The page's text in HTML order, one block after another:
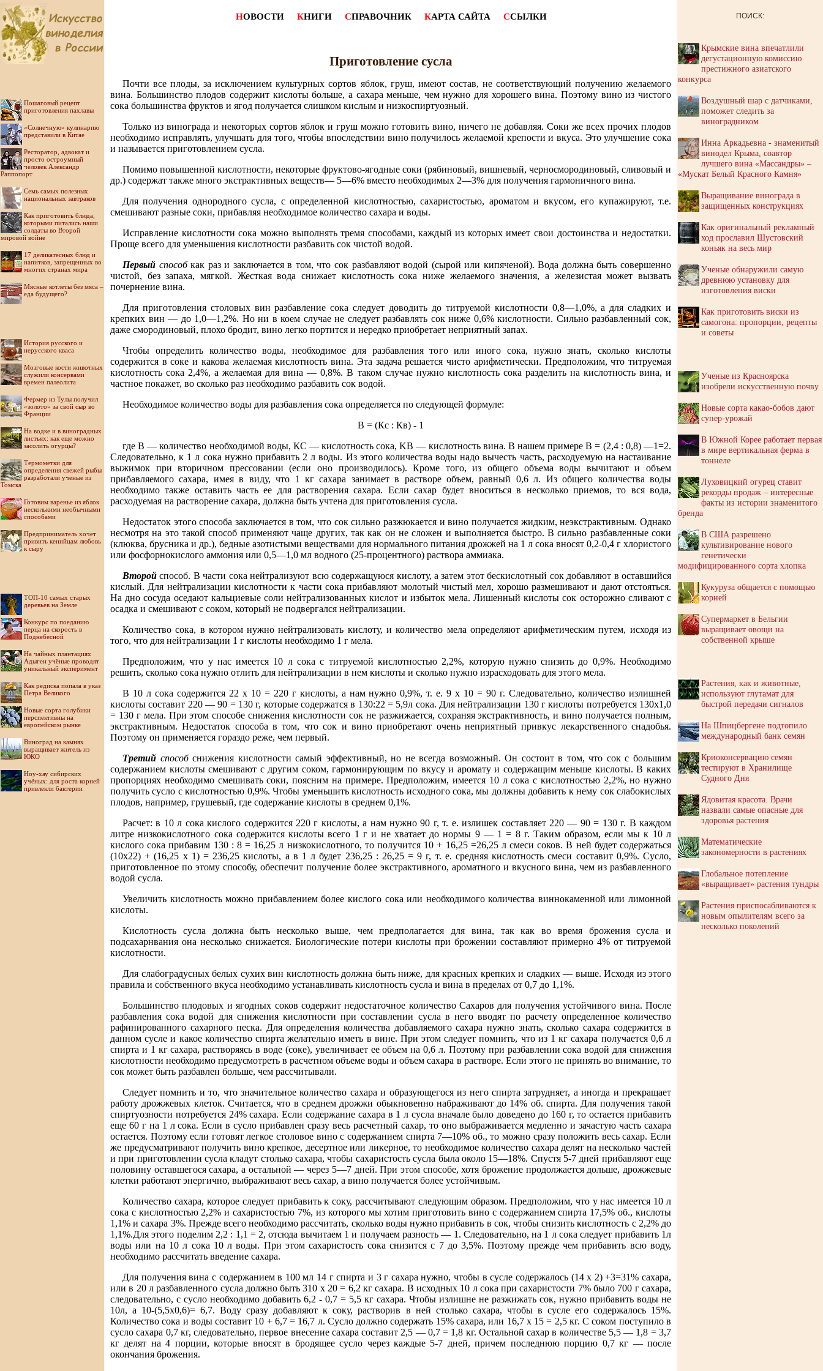
Пошаговый рецепт
приготовления пахлавы
«Солнечную» кулинарию
представили в Китае
Ресторатор, адвокат и
просто остроумный
человек Александр
Раппопорт
Семь самых полезных
национальных завтраков
Как приготовить блюда,
которыми питались наши
солдаты во Второй
мировой войне
17 деликатесных блюд и
напитков, запрещенных во
многих странах мира
Мясные котлеты без мяса –
еда будущего?
История русского и
нерусского кваса
Мозговые кости животных
служили консервами
времен палеолита
Фермер из Тулы получил
«золото» за свой сыр во
Франции
На водке и в виноградных
листьях: как еще можно
засолить огурцы?
Термометки для
определения свежей рыбы
разработали ученые из
Томска
Готовим варенье из яблок
несколькими необычными
способами
Предприниматель хочет
привить кенийцам любовь
к сыру
ТОП-10 самых старых
деревьев на Земле
Конкурс по поеданию
перца на скорость в
Поднебесной
На чайных плантациях
Адыгеи учёные проводят
уникальный эксперимент
Как редиска попала в указ
Петра Великого
Новые сорта голубики
перспективны на
европейском рынке
Виноград на камнях
выращивает житель из
ЮКО
Ноу-хау сибирских
учёных: для роста корней
привлекли бактерии
НОВОСТИ КНИГИ СПРАВОЧНИК КАРТА САЙТА ССЫЛКИ
Приготовление сусла
Почти вcе плоды, за исключением культурных сортов яблок, груш, имеют состав, не соответствующий получению желаемого
вина. Большинство плодов содержит кислоты больше, а сахара меньше, чем нужно для хорошего вина. Поэтому вино из чистого
сока большинства фруктов и ягод получается слишком кислым и низкоспиртуозный.
Только из винограда и некоторых сортов яблок и груш можно готовить вино, ничего не добавляя. Соки же всех прочих плодов
необходимо исправлять, улучшать для того, чтобы впоследствии вино получилось желаемой крепости и вкуса. Это улучшение сока
и называется приготовлением сусла.
Помимо повышенной кислотности, некоторые фруктово-ягодные соки (рябиновый, вишневый, черносмородиновый, сливовый и
др.) содержат также много экстрактивных веществ— 5—6% вместо необходимых 2—3% для получения гармоничного вина.
Для получения однородного сусла, с определенной кислотностью, сахаристостью, ароматом и вкусом, его купажируют, т.е.
смешивают разные соки, прибавляя необходимое количество сахара и воды.
Исправление кислотности сока можно выполнять тремя способами, каждый из которых имеет свои достоинства и недостатки.
Проще всего для уменьшения кислотности разбавить сок чистой водой.
Первый способкак раз и заключается в том, что сок разбавляют водой (сырой или кипяченой). Вода должна быть совершенно
чистой, без запаха, мягкой. Жесткая вода снижает кислотность сока ниже желаемого значения, а железистая может вызвать
почернение вина.
Для приготовления столовых вин разбавление сока следует доводить до титруемой кислотности 0,8—1,0%, а для сладких и
крепких вин — до 1,0—1,2%. Но ни в коем случае не следует разбавлять сок ниже 0,6% кислотности. Сильно разбавленный сок,
даже смородиновый, плохо бродит, вино легко портится и нередко приобретает неприятный запах.
Чтобы определить количество воды, необходимое для разбавления того или иного сока, нужно знать, сколько кислоты
содержится в соке и какова желаемая кислотность вина. Эта задача решается чисто арифметически. Предположим, что титруемая
кислотность сока 2,4%, а желаемая для вина — 0,8%. В таком случае нужно кислотность сока разделить на кислотность вина, и
частное покажет, во сколько раз необходимо разбавить сок водой.
Необходимое количество воды для разбавления сока определяется по следующей формуле:
В = (Кс : Кв) - 1
где В — количество необходимой воды, КС — кислотность сока, KB — кислотность вина. В нашем примере В = (2,4 : 0,8) —1=2.
Следовательно, к 1 л сока нужно прибавить 2 л воды. Из этого количества воды надо вычесть часть, расходуемую на настаивание
выжимок при вторичном прессовании (если оно производилось). Кроме того, из общего объема воды вычитают и объем
прибавляемого сахара, имея в виду, что 1 кг сахара занимает в растворе объем, равный 0,6 л. Из общего количества воды
необходимо также оставить часть ее для растворения сахара. Если сахар будет вноситься в несколько приемов, то вся вода,
расходуемая на растворение сахара, должна быть учтена для приготовления сусла.
Недостаток этого способа заключается в том, что сок сильно разжюкается и вино получается жидким, неэкстрактивным. Однако
несмотря на это такой способ применяют чаще других, так как он не сложен и выполняется быстро. В сильно разбавленные соки
(клюква, брусника и др.), бедные азотистыми веществами для нормального питания дрожжей на 1 л сока вносят 0,2-0,4 г хлористого
или фосфорнокислого аммония или 0,5—1,0 мл водного (25-процентного) раствора аммиака.
Второй способ. В части сока нейтрализуют всю содержащуюся кислоту, а затем этот бескислотный сок добавляют в оставшийся
кислый. Для нейтрализации кислотности к части сока прибавляют молотый чистый мел, хорошо размешивают и дают отстояться.
На дно сосуда оседают кальциевые соли нейтрализованных кислот и избыток мела. Лишенный кислоты сок осторожно сливают с
осадка и смешивают с соком, который не подвергался нейтрализации.
Количество сока, в котором нужно нейтрализовать кислоту, и количество мела определяют арифметическим путем, исходя из
того, что для нейтрализации 1 г кислоты необходимо 1 г мела.
Предположим, что у нас имеется 10 л сока с титруемой кислотностью 2,2%, которую нужно снизить до 0,9%. Необходимо
решить, сколько сока нужно отлить для нейтрализации в нем кислоты и сколько нужно израсходовать для этого мела.
В 10 л сока содержится 22 х 10 = 220 г кислоты, а нам нужно 0,9%, т. е. 9 х 10 = 90 г. Следовательно, количество излишней
кислоты составит 220 — 90 = 130 г, которые содержатся в 130:22 = 5,9л сока. Для нейтрализации 130 г кислоты потребуется 130х1,0
= 130 г мела. При этом способе снижения кислотности сок не разжижается, сохраняя экстрактивность, и вино получается полным,
экстрактивным. Недостаток способа в том, что сок и вино приобретают очень неприятный привкус лекарственного снадобья.
Поэтому он применяется гораздо реже, чем первый.
Третий способснижения кислотности самый эффективный, но не всегда возможный. Он состоит в том, что сок с большим
содержанием кислоты смешивают с другим соком, гармонирующим по вкусу и аромату и содержащим меньше кислоты. В каких
пропорциях необходимо смешивать соки, поясним на примере. Предположим, имеется 10 л сока с кислотностью 2,2%, но нужно
получить сусло с кислотностью 0,9%. Чтобы уменьшить кислотность исходного сока, мы должны добавить к нему сок слабокислых
плодов, например, грушевый, где содержание кислоты в среднем 0,1%.
Расчет: в 10 л сока кислого содержится 220 г кислоты, а нам нyжнo 90 г, т. е. излишек составляет 220 — 90 = 130 г. В каждом
литре низкокислотного сока содержится кислоты всего 1 г и не хватает до нормы 9 — 1 = 8 г. Таким образом, если мы к 10 л
кислого сока прибавим 130 : 8 = 16,25 л низкокислотного, то получится 10 + 16,25 =26,25 л смеси соков. В ней будет содержаться
(10х22) + (16,25 х 1) = 236,25 кислоты, а в 1 л будет 236,25 : 26,25 = 9 г, т. е. средняя кислотность смеси составит 0,9%. Сусло,
приготовленное по этому способу, обеспечит получение более экстрактивного, ароматного и вкусного вина, чем из разбавленного
водой сусла.
Увеличить кислотность можно прибавлением более кислого сока или необходимого количества виннокаменной или лимонной
кислоты.
Кислотность сусла должна быть несколько выше, чем предполагается для вина, так как во время брожения сусла и
подсахарнвания она несколько снижается. Биологические потери кислоты при брожении составляют примерно 4% от титруемой
кислотности.
Для слабоградусных белых сухих вин кислотность должна быть ниже, для красных крепких и сладких — выше. Исходя из этого
правила и собственного вкуса необходимо устанавливать кислотность сусла и вина в пределах от 0,7 до 1,1%.
Большинство плодовых и ягодных соков содержит недостаточное количество Сахаров для получения устойчивого вина. После
разбавления сока водой для снижения кислотности при составлении сусла в него вводят по расчету определенное количество
рафинированного сахарного песка. Для определения количества добавляемого сахара нужно знать, сколько сахара содержится в
данном сусле и какое количество спирта желательно иметь в вине. При этом следует помнить, что из 1 кг сахара получается 0,6 л
спирта и 1 кг сахара, растворяясь в воде (соке), увеличивает ее объем на 0,6 л. Поэтому при разбавлении сока водой для снижения
кислотности необходимо предусмотреть в расчетном объеме воды и объем сахара в растворе. Если этого не принять во внимание, то
сок может быть разбавлен больше, чем рассчитывали.
Следует помнить и то, что значительное количество сахара и образующегося из него спирта затрудняет, а иногда и прекращает
работу дрожжевых клеток. Считается, что в среднем дрожжи обыкновенно набраживают до 14% об. спирта. Для получения такой
спиртуозности потребуется 24% сахара. Если содержание сахара в 1 л сусла вначале было доведено до 160 г, то остается прибавить
еще 60 г на 1 л сока. Если в сусло прибавлен сразу весь расчетный сахар, то оно выбраживается медленно и зачастую часть сахара
остается. Поэтому если готовят легкое столовое вино с содержанием спирта 7—10% об., то можно сразу положить весь сахар. Если
же предусматривают получить вино крепкое, десертное или ликерное, то необходимое количество сахара делят на несколько частей
и при приготовлении сусла кладут столько сахара, чтобы сахаристость сусла была около 15—18%. Спустя 5-7 дней прибавляют еще
половину оставшегося сахара, а остальной — через 5—7 дней. При этом способе, хотя брожение продолжается дольше, дрожжевые
клетки работают энергично, выбраживают весь сахар, а вино получается более устойчивым.
Количество сахара, которое следует прибавить к соку, рассчитывают следующим образом. Предположим, что у нас имеется 10 л
сока с кислотностью 2,2% и сахаристостью 7%, из которого мы хотим приготовить вино с содержанием спирта 17,5% об., кислоты
1,1% и сахара 3%. Прежде всего необходимо рассчитать, сколько воды нужно прибавить в сок, чтобы снизить кислотность с 2,2% до
1,1%.Для этого поделим 2,2 : 1,1 = 2, отсюда вычитаем 1 и получаем разность — 1. Следовательно, на 1 л сока следует прибавить 1л
воды или на 10 л сока 10 л воды. При этом сахаристость сока снизится с 7 до 3,5%. Поэтому прежде чем прибавить всю воду,
необходимо рассчитать введение сахара.
Для получения вина с содержанием в 100 мл 14 г спирта и 3 г сахара нужно, чтобы в сусле содержалось (14 х 2) +3=31% сахара,
или в 20 л разбавленного сусла должно быть 310 х 20 = 6,2 кг сахара. В исходных 10 л сока при сахаристости 7% было 700 г сахара,
следовательно, с сусло необходимо добавить 6,2 - 0,7 = 5,5 кг сахара. Чтобы излишне не разжижать сок, нужно прибавить воды не
10л, а 10-(5,5х0,6)= 6,7. Воду сразу добавляют к соку, растворив в ней столько сахара, чтобы в сусле его содержалось 15%.
Количество сока и воды составит 10 + 6,7 = 16,7 л. Сусло должно содержать 15% сахара, или 16,7 х 15 = 2,5 кг. С соком поступило в
сусло сахара 0,7 кг, следовательно, первое внесение сахара составит 2,5 — 0,7 = 1,8 кг. Остальной сахар в количестве 5,5 — 1,8 = 3,7
кг делят на 4 порции, которые вносят в бродящее сусло через каждые 5-7 дней, причем последнюю порцию 0,7 кг — после
окончания брожения.
ПОИСК:
Крымские вина впечатлили
дегустационную комиссию
престижного азиатского
конкурса
Воздушный шар с датчиками,
поможет следить за
виноградником
Инна Аркадьевна - знаменитый
винодел Крыма, соавтор
лучшего вина «Массандры» –
«Мускат Белый Красного Камня»
Выращивание винограда в
защищенных конструкциях
Как оригинальный рекламный
ход прославил Шустовский
коньяк на весь мир
Ученые обнаружили самую
древнюю установку для
изготовления виски
Как приготовить виски из
самогона: пропорции, рецепты
и советы
Ученые из Красноярска
изобрели искусственную почву
Новые сорта какао-бобов дают
супер-урожай
В Южной Корее работает первая
в мире вертикальная ферма в
тоннеле
Луховицкий огурец ставит
рекорды продаж – интересные
факты из истории знаменитого
бренда
В США разрешено
культивирование нового
генетически
модифицированного сорта хлопка
Кукуруза общается с помощью
корней
Супермаркет в Бельгии
выращивает овощи на
собственной крыше
Растения, как и животные,
используют глутамат для
быстрой передачи сигналов
На Шпицбергене подтопило
международный банк семян
Криоконсервацию семян
тестируют в Хранилище
Судного Дня
Ядовитая красота. Врачи
назвали самые опасные для
здоровья растения
Математические
закономерности в растениях
Глобальное потепление
«выращивает» растения тундры
Растения приспосабливаются к
новым опылителям всего за
несколько поколений